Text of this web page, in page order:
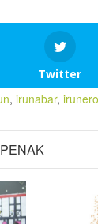
Twitter
, irunabar, irunero